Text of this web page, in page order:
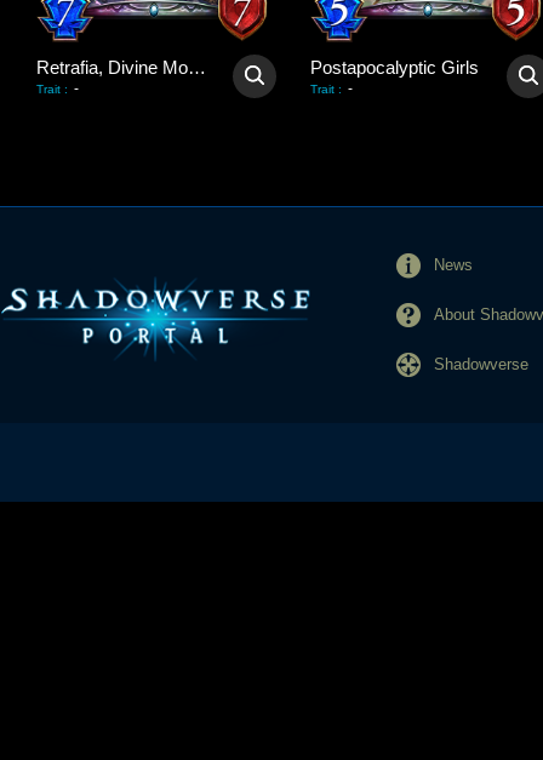
Retrafia, Divine Mother
Trait : -
Postapocalyptic Girls
Trait : -
News
About
Shadowverse